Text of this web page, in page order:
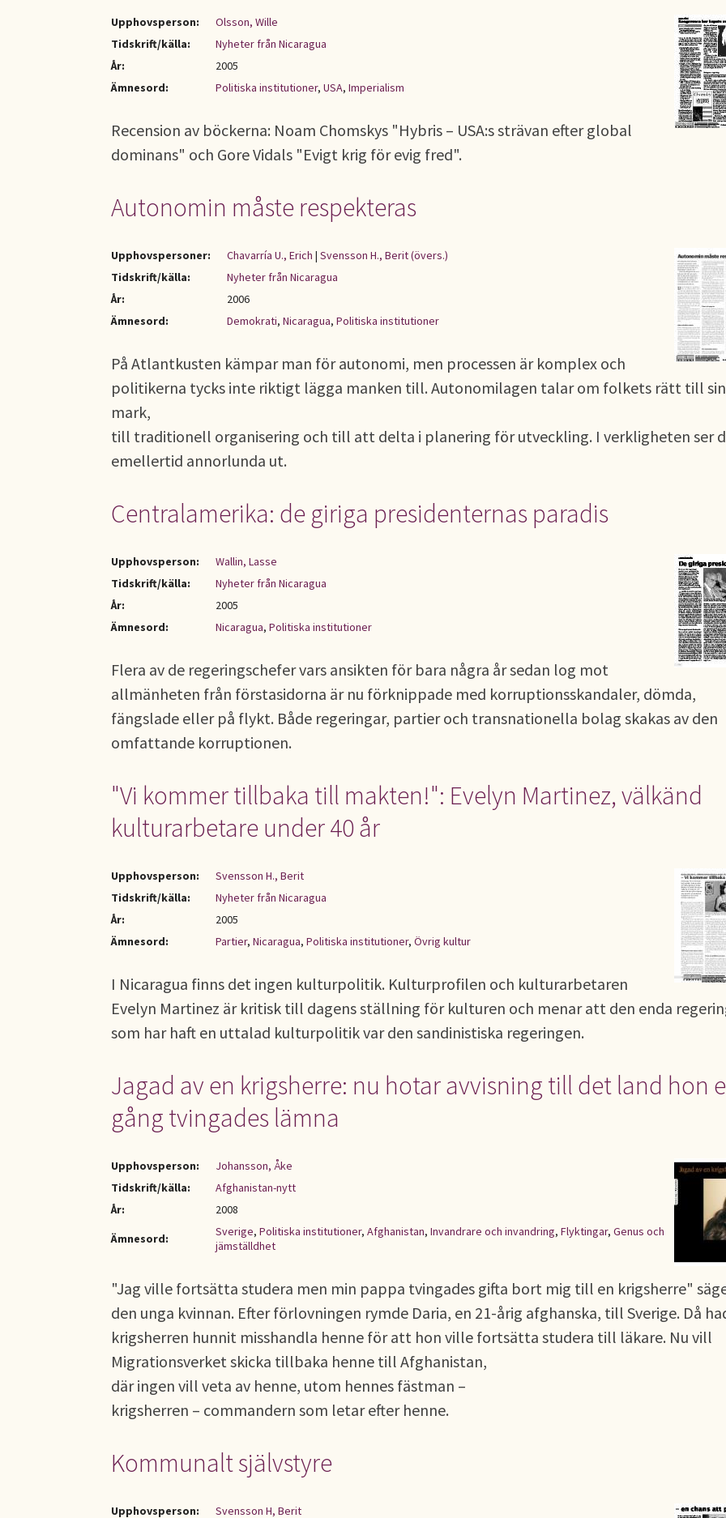
Upphovsperson:
Olsson, Wille
Tidskrift/källa:
Nyheter från Nicaragua
År:
2005
Ämnesord:
Politiska institutioner, USA, Imperialism
Recension av böckerna: Noam Chomskys "Hybris – USA:s strävan efter global
dominans" och Gore Vidals "Evigt krig för evig fred".
Autonomin måste respekteras
Upphovspersoner: Chavarría U., Erich | Svensson H., Berit (övers.)
Tidskrift/källa:
Nyheter från Nicaragua
År:
2006
Ämnesord:
Demokrati, Nicaragua, Politiska institutioner
På Atlantkusten kämpar man för autonomi, men processen är komplex och
politikerna tycks inte riktigt lägga manken till. Autonomilagen talar om folkets rätt till sin
mark,
till traditionell organisering och till att delta i planering för utveckling. I verkligheten ser
emellertid annorlunda ut.
Centralamerika: de giriga presidenternas paradis
Upphovsperson:
Wallin, Lasse
Tidskrift/källa:
Nyheter från Nicaragua
År:
2005
Ämnesord:
Nicaragua, Politiska institutioner
Flera av de regeringschefer vars ansikten för bara några år sedan log mot
allmänheten från förstasidorna är nu förknippade med korruptionsskandaler, dömda,
fängslade eller på flykt. Både regeringar, partier och transnationella bolag skakas av den
omfattande korruptionen.
"Vi kommer tillbaka till makten!": Evelyn Martinez, välkänd
kulturarbetare under 40 år
Upphovsperson:
Svensson H., Berit
Tidskrift/källa:
Nyheter från Nicaragua
År:
2005
Ämnesord:
Partier, Nicaragua, Politiska institutioner, Övrig kultur
I Nicaragua finns det ingen kulturpolitik. Kulturprofilen och kulturarbetaren
Evelyn Martinez är kritisk till dagens ställning för kulturen och menar att den enda
som har haft en uttalad kulturpolitik var den sandinistiska regeringen.
Jagad av en krigsherre: nu hotar avvisning till det land hon
gång tvingades lämna
Upphovsperson:
Johansson, Åke
Tidskrift/källa:
Afghanistan-nytt
År:
2008
Ämnesord:
Sverige, Politiska institutioner, Afghanistan, Invandrare och invandring, Flyktingar, Genus och
jämställdhet
"Jag ville fortsätta studera men min pappa tvingades gifta bort mig till en krigsherre"
den unga kvinnan. Efter förlovningen rymde Daria, en 21-årig afghanska, till Sverige. Då
krigsherren hunnit misshandla henne för att hon ville fortsätta studera till läkare. Nu vill
Migrationsverket skicka tillbaka henne till Afghanistan,
där ingen vill veta av henne, utom hennes fästman –
krigsherren – commandern som letar efter henne.
Kommunalt självstyre
Upphovsperson: Svensson H, Berit